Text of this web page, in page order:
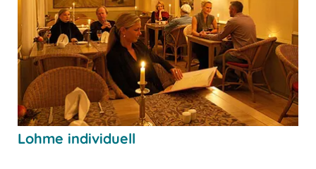
Lohme individuell